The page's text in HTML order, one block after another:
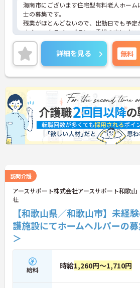
海南市にございます住宅型有料老人ホーム
士の募集です。
残業がほとんどないので、出勤日でも予定
すくワークライフバランス重視の方にオス
人♪
年間休日も110日以上としっかり取得でき
働きやすく長く続けやすい環境ですよ★
ご興味ある方には、面接対策ポイントなど
詳細をお話しいたしますのでお気軽にご相
い。
詳細を見る 無料
訪問介護
アースサポート株式会社アースサポート和歌山
社
【和歌山県／和歌山市】未経
護施設にてホームヘルパーの
＞
給料 時給1,260円～1,710円